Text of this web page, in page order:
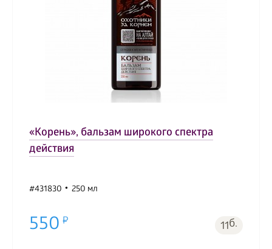
«Корень», бальзам широкого спектра
действия
#431830 250 мл
550 11б.